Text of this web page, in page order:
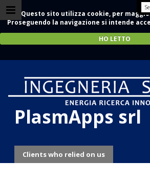
Questo sito utilizza cookie, per
Proseguendo la navigazione si intende
HO LETTO
GEATECNO srl -
PlasmApps srl
Clients who relied on us